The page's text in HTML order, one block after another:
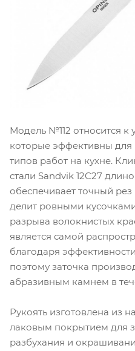
Модель №112 относится
которые эффективны
типов работ на кухне.
стали Sandvik 12C27
обеспечивает точный
делит ровными
разрыва волокнистых
является самой
благодаря
поэтому заточка
абразивным камнем в
Рукоять изготовлена из
лаковым покрытием для
разбухания и